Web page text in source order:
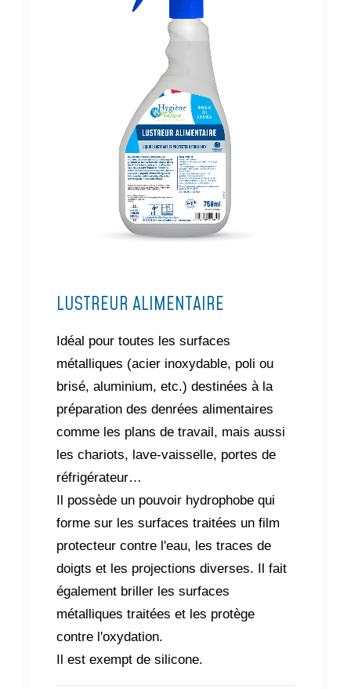
LUSTREUR ALIMENTAIRE
Idéal pour toutes les surfaces
métalliques (acier inoxydable, poli ou
brisé, aluminium, etc.) destinées à la
préparation des denrées alimentaires
comme les plans de travail, mais aussi
les chariots, lave-vaisselle, portes de
réfrigérateur…
Il possède un pouvoir hydrophobe qui
forme sur les surfaces traitées un film
protecteur contre l'eau, les traces de
doigts et les projections diverses. Il fait
également briller les surfaces
métalliques traitées et les protège
contre l'oxydation.
Il est exempt de silicone.